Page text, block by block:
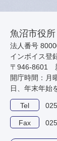
魚沼市役所
法人番号
インボイス登
〒946-8601
開庁時間：月
日、年末年始
Tel
Fax